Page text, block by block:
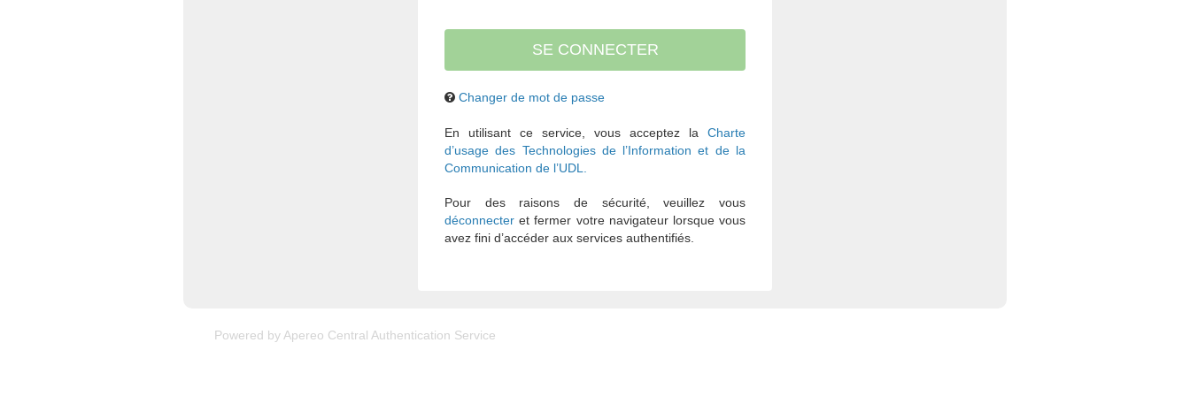
Changer de mot de passe
En utilisant ce service, vous acceptez la Charte
d’usage des Technologies de l’Information et de la
Communication de l’UDL.
Pour des raisons de sécurité, veuillez vous
déconnecter et fermer votre navigateur lorsque vous
avez fini d’accéder aux services authentifiés.
Powered by Apereo Central Authentication Service